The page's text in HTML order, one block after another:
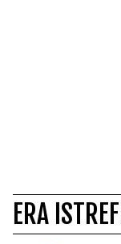
ERA ISTREFI